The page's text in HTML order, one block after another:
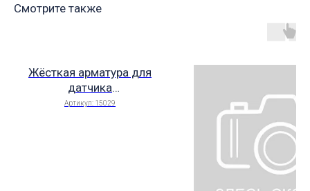
Смотрите также
Жёсткая арматура для
датчика
электропроводности,
Артикул: 15029